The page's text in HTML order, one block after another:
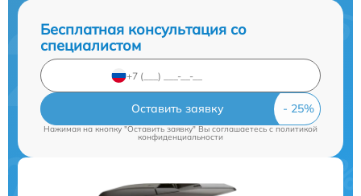
Бесплатная консультация со
специалистом
Оставить заявку
Нажимая на кнопку "Оставить заявку" Вы соглашаетесь cполитикой
конфиденциальности